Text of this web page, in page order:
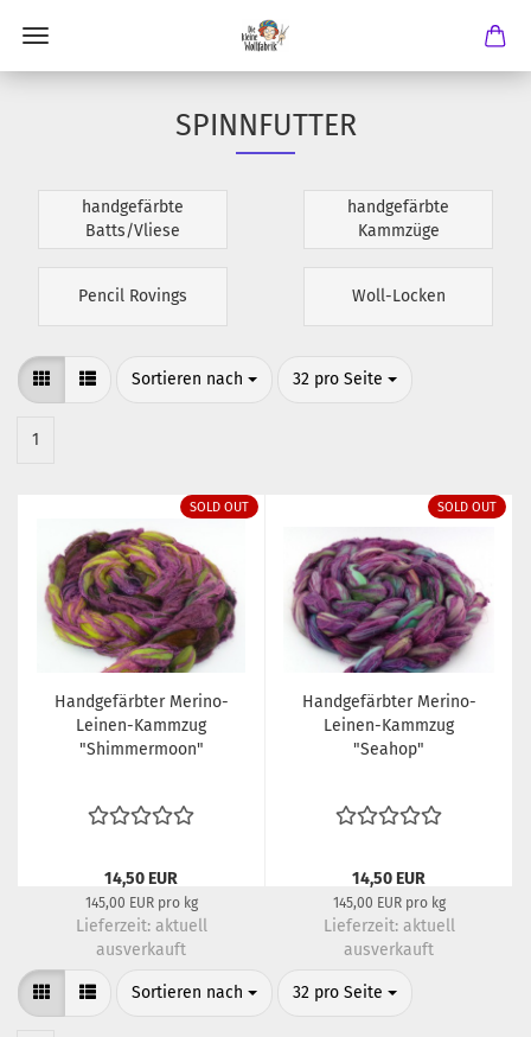
SPINNFUTTER
handgefärbte
Batts/Vliese
handgefärbte
Kammzüge
Pencil Rovings Woll-Locken
Sortieren nach
Sortieren nach 32 pro Seite
pro Seite
1
SOLD OUT
Handgefärbter Merino-
Leinen-Kammzug
"Shimmermoon"
14,50 EUR
145,00 EUR pro kg
Lieferzeit: aktuell
ausverkauft
SOLD OUT
Handgefärbter Merino-
Leinen-Kammzug
"Seahop"
14,50 EUR
145,00 EUR pro kg
Lieferzeit: aktuell
ausverkauft
Sortieren nach
Sortieren nach 32 pro Seite
pro Seite